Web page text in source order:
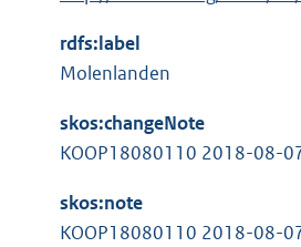
e
i
n
:
t
e
n
l
i
rdfs:label
Molenlanden
skos:changeNote
KOOP18080110 2018-08-
skos:note
KOOP18080110 2018-08-